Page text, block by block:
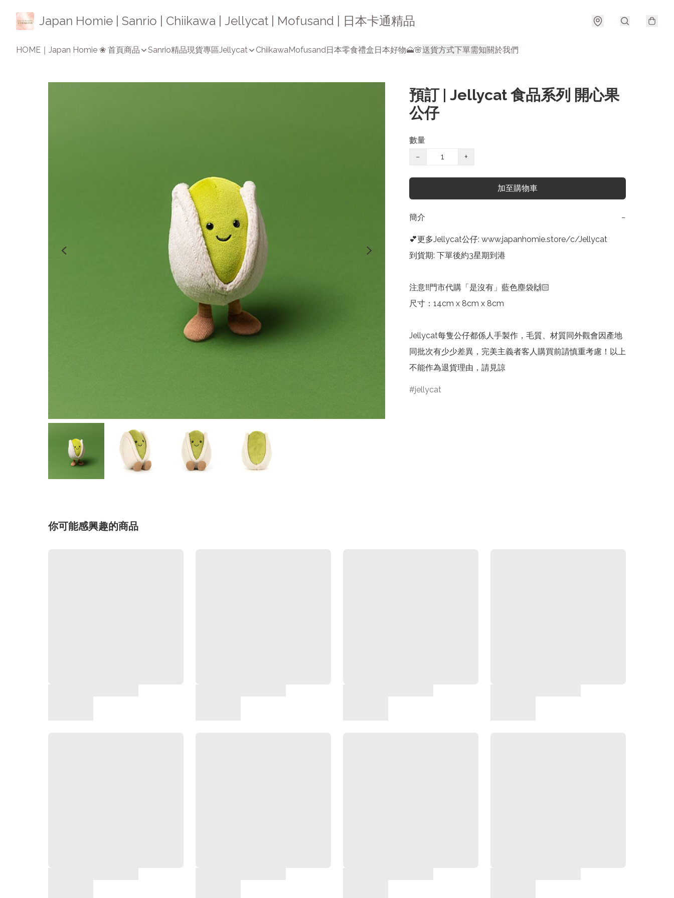
Japan Homie | Sanrio | Chiikawa | Jellycat | Mofusand | 日本卡通精品
HOME｜Japan Homie ❀ 首頁商品 Sanrio精品現貨專區Jellycat ChiikawaMofusand日本零食禮盒日本好物🗻🌸送貨方式下單需知關於我們
預訂 | Jellycat 食品系列 開心果
公仔
數量
−
+
加至購物車
簡介 −
💕更多Jellycat公仔: www.japanhomie.store/c/Jellycat
到貨期: 下單後約3星期到港
注意‼️門市代購「是沒有」藍色塵袋🙌🏻
尺寸：14cm x 8cm x 8cm
Jellycat每隻公仔都係人手製作，毛質、材質同外觀會因產地
同批次有少少差異，完美主義者客人購買前請慎重考慮！以上
不能作為退貨理由，請見諒
jellycat
你可能感興趣的商品